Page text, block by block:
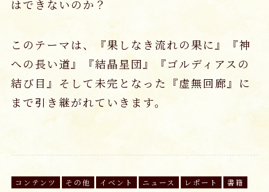
はできないのか？
このテーマは、『果しなき流れの果に』『神
への長い道』『結晶星団』『ゴルディアスの
結び目』そして未完となった『虚無回廊』に
まで引き継がれていきます。
コンテンツ その他 イベント ニュース レポート
書籍